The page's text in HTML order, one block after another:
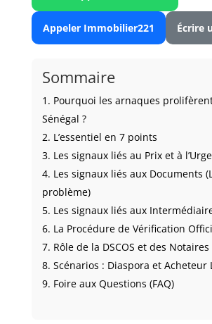
Appeler Immobilier221 Écrire
Sommaire
1. Pourquoi les arnaques
Sénégal ?
2. L’essentiel en 7 points
3. Les signaux liés au Prix et à
4. Les signaux liés aux Documents
problème)
5. Les signaux liés aux
6. La Procédure de Vérification
7. Rôle de la DSCOS et des Notaires
8. Scénarios : Diaspora et Acheteur
9. Foire aux Questions (FAQ)